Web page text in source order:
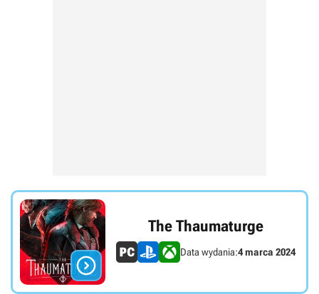

The Thaumaturge
Data wydania:4 marca 2024